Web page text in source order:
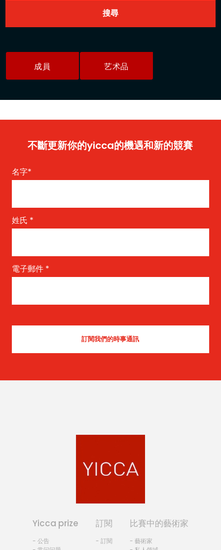
成員 艺术品
不斷更新你的yicca的機遇和新的競賽
名字*
姓氏 *
電子郵件 *
Yicca prize
- 公告
訂閱
- 訂閱
比賽中的藝術家
- 藝術家